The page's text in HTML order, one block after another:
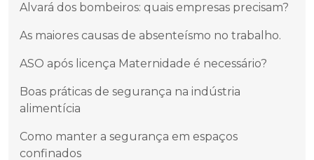
Alvará dos bombeiros: quais empresas precisam?
As maiores causas de absenteísmo no trabalho.
ASO após licença Maternidade é necessário?
Boas práticas de segurança na indústria
alimentícia
Como manter a segurança em espaços
confinados